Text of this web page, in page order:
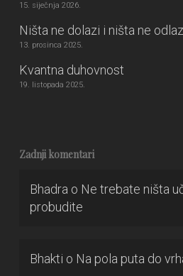
15. siječnja 2026.
Ništa ne dolazi i ništa ne
13. prosinca 2025.
Kvantna duhovnost
19. listopada 2025.
Zadnji komentari
Bhadra o Ne trebate ništa
probudite
Bhakti o Na pola puta do